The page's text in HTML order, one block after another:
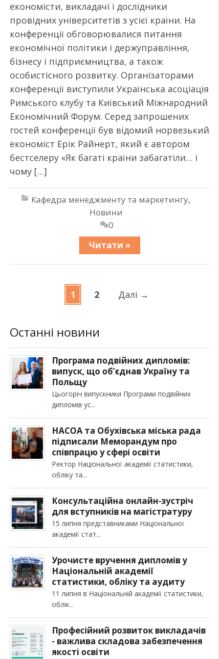
економісти, викладачі і дослідники
провідних університетів з усієї країни. На
конференції обговорювалися питання
економічної політики і держуправління,
бізнесу і підприємництва, а також
особистісного розвитку. Організаторами
конференції виступили Українська асоціація
Римського клубу та Київський Міжнародний
Економічний Форум. Серед запрошених
гостей конференції був відомий норвезький
економіст Ерік Райнерт, який є автором
бестселеру «Як багаті країни забагатіли… і
чому […]
Кафедра менеджменту та маркетингу,
Новини
0
Читати »
1 2 Далі →
Останні новини
Програма подвійних дипломів:
випуск, що об’єднав Україну та
Польщу
Цьогоріч випускники Програми подвійних
дипломів ус
НАСОА та Обухівська міська рада
підписали Меморандум про
співпрацю у сфері освіти
Ректор Національної академії статистики,
обліку та
Консультаційна онлайн-зустріч
для вступників на магістратуру
15 липня представниками Національної
академії стат
Урочисте вручення дипломів у
Національній академії
статистики, обліку та аудиту
11 липня в Національній академії статистики,
облік
Професійний розвиток викладачів
- важлива складова забезпечення
якості освіти